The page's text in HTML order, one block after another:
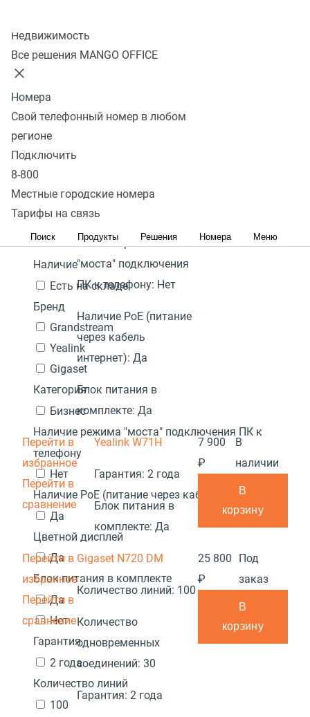
Недвижимость
Все решения MANGO OFFICE
Номера
Свой телефонный номер в любом
регионе
Подключить
8-800
Местные городские номера
Тарифы на связь
Поиск Продукты Решения Номера Меню
В избранном 0 товаров
Сбросить
DECT телефон с PoE
Популярные
дешевые
Акция
Цена,
-
Наличие
Есть на складе
Бренд
Grandstream
Yealink
Gigaset
Категория
Бизнес
Наличие режима "моста" подключения ПК к
телефону
Нет
Наличие PoE (питание через кабель интернет)
Да
Цветной дисплей
Да
Блок питания в комплекте
Да
Нет
Гарантия
2 года
Количество линий
100
Перейти в
избранное
сравнение
Гарантия:
Наличие режима
"моста" подключения
ПК к телефону: Нет
Наличие PoE (питание
через кабель
интернет): Да
Блок питания в
комплекте: Да
Перейти в
избранное
Перейти в
сравнение
Yealink W71H
Гарантия: 2 года
Блок питания в
комплекте: Да
7 900
₽
В
наличии
В
корзину
Перейти в
избранное
Перейти в
сравнение
Gigaset N720 DM
Количество линий: 100
Количество
одновременных
соединений: 30
Гарантия: 2 года
25 800
₽
Под
заказ
В
корзину